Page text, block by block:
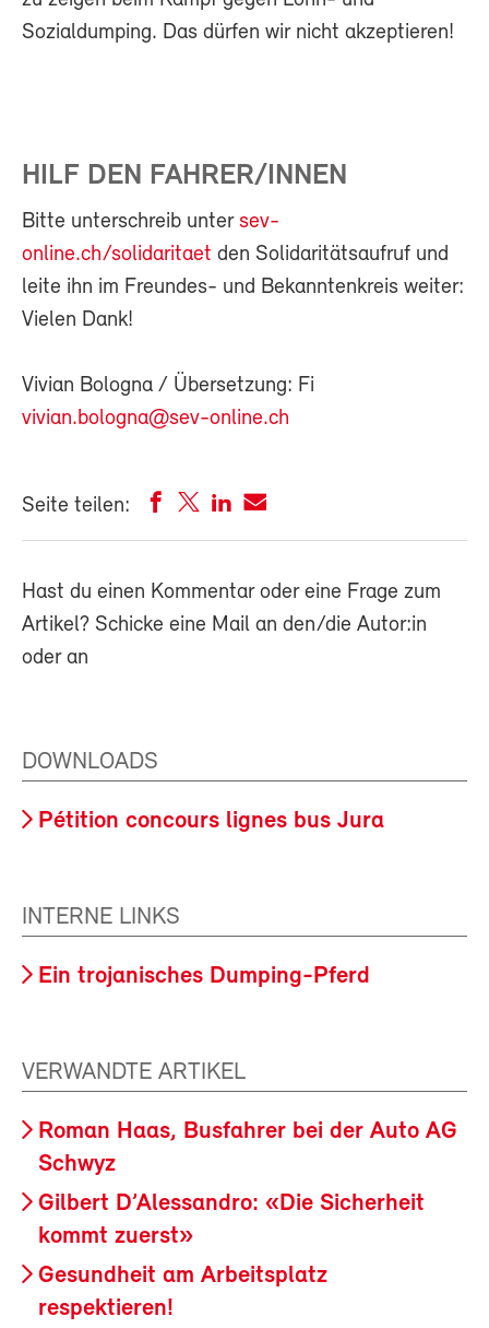
Sozialdumping. Das dürfen wir nicht akzeptieren!
HILF DEN FAHRER/INNEN
Bitte unterschreib unter sev-
online.ch/solidaritaet den Solidaritätsaufruf und
leite ihn im Freundes- und Bekanntenkreis weiter:
Vielen Dank!
Vivian Bologna / Übersetzung: Fi
vivian.bologna@sev-online.ch
Seite teilen:
Hast du einen Kommentar oder eine Frage zum
Artikel? Schicke eine Mail an den/die Autor:in
oder an
DOWNLOADS
Pétition concours lignes bus Jura
INTERNE LINKS
Ein trojanisches Dumping-Pferd
VERWANDTE ARTIKEL
Roman Haas, Busfahrer bei der Auto AG
Schwyz
Gilbert D’Alessandro: «Die Sicherheit
kommt zuerst»
Gesundheit am Arbeitsplatz
respektieren!